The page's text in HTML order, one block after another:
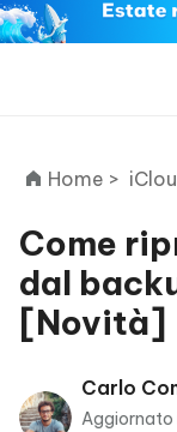
ReiBoot
for iOS
PDNob
PDF
Home >
Come
dal
[Novità]
Carlo